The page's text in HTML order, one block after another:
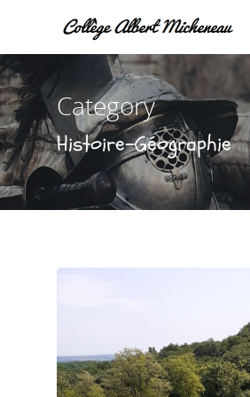
Hit enter to search or ESC to close
Category
Histoire-Géographie